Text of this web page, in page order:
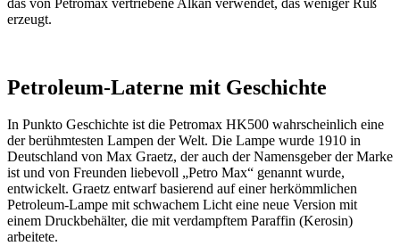
erzeugt.
Petroleum-Laterne mit Geschichte
In Punkto Geschichte ist die Petromax HK500 wahrscheinlich eine
der berühmtesten Lampen der Welt. Die Lampe wurde 1910 in
Deutschland von Max Graetz, der auch der Namensgeber der Marke
ist und von Freunden liebevoll „Petro Max“ genannt wurde,
entwickelt. Graetz entwarf basierend auf einer herkömmlichen
Petroleum-Lampe mit schwachem Licht eine neue Version mit
einem Druckbehälter, die mit verdampftem Paraffin (Kerosin)
arbeitete.